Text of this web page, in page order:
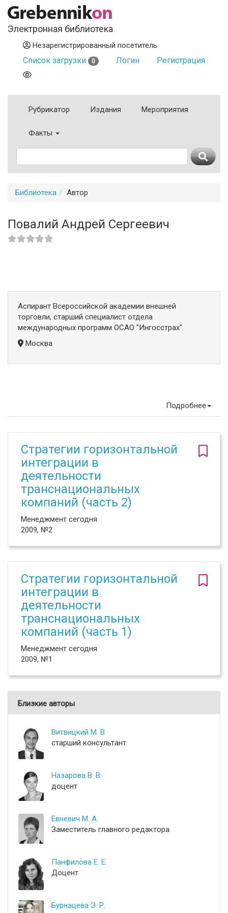
Электронная библиотека
Незарегистрированный посетитель
Список загрузки 0 Логин Регистрация
Рубрикатор Издания Мероприятия
Факты
Библиотека Автор
Повалий Андрей Сергеевич
Аспирант Всероссийской академии внешней
торговли, старший специалист отдела
международных программ ОСАО "Ингосстрах".
Москва
Подробнее
Стратегии горизонтальной
интеграции в
деятельности
транснациональных
компаний (часть 2)
Менеджмент сегодня
2009, №2
Стратегии горизонтальной
интеграции в
деятельности
транснациональных
компаний (часть 1)
Менеджмент сегодня
2009, №1
Близкие авторы
Витвицкий М. В.
старший консультант
Назарова В. В.
доцент
Евневич М. А.
Заместитель главного редактора
Панфилова Е. Е.
Доцент
Бурнацева Э. Р.